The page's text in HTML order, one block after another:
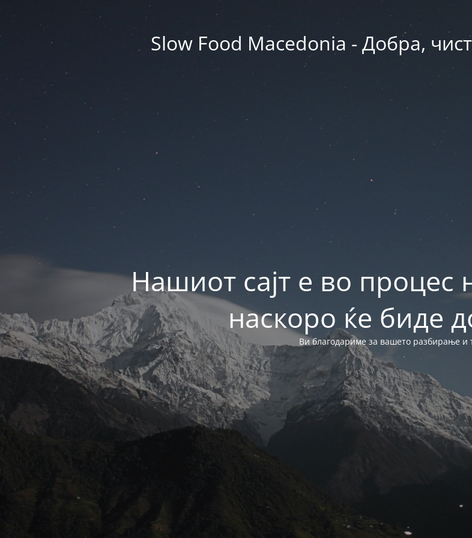
Slow Food Macedonia - Добра,
Нашиот сајт е во
наскоро ќе биде
Ви благодариме за вашето разбирање и